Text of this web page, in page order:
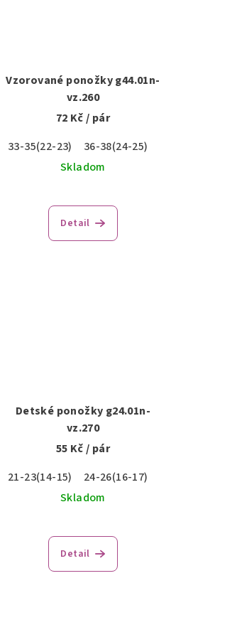
Vzorované ponožky g44.01n-
vz.260
72 Kč/ pár
33-35(22-23)
36-38(24-25)
Skladom
Detail
Detské ponožky g24.01n-
vz.270
55 Kč/ pár
21-23(14-15)
24-26(16-17)
Skladom
Detail